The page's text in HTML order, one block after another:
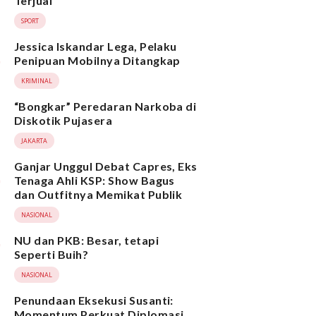
SPORT
Jessica Iskandar Lega, Pelaku
Penipuan Mobilnya Ditangkap
KRIMINAL
“Bongkar” Peredaran Narkoba di
Diskotik Pujasera
JAKARTA
Ganjar Unggul Debat Capres, Eks
Tenaga Ahli KSP: Show Bagus
dan Outfitnya Memikat Publik
NASIONAL
NU dan PKB: Besar, tetapi
Seperti Buih?
NASIONAL
Penundaan Eksekusi Susanti: